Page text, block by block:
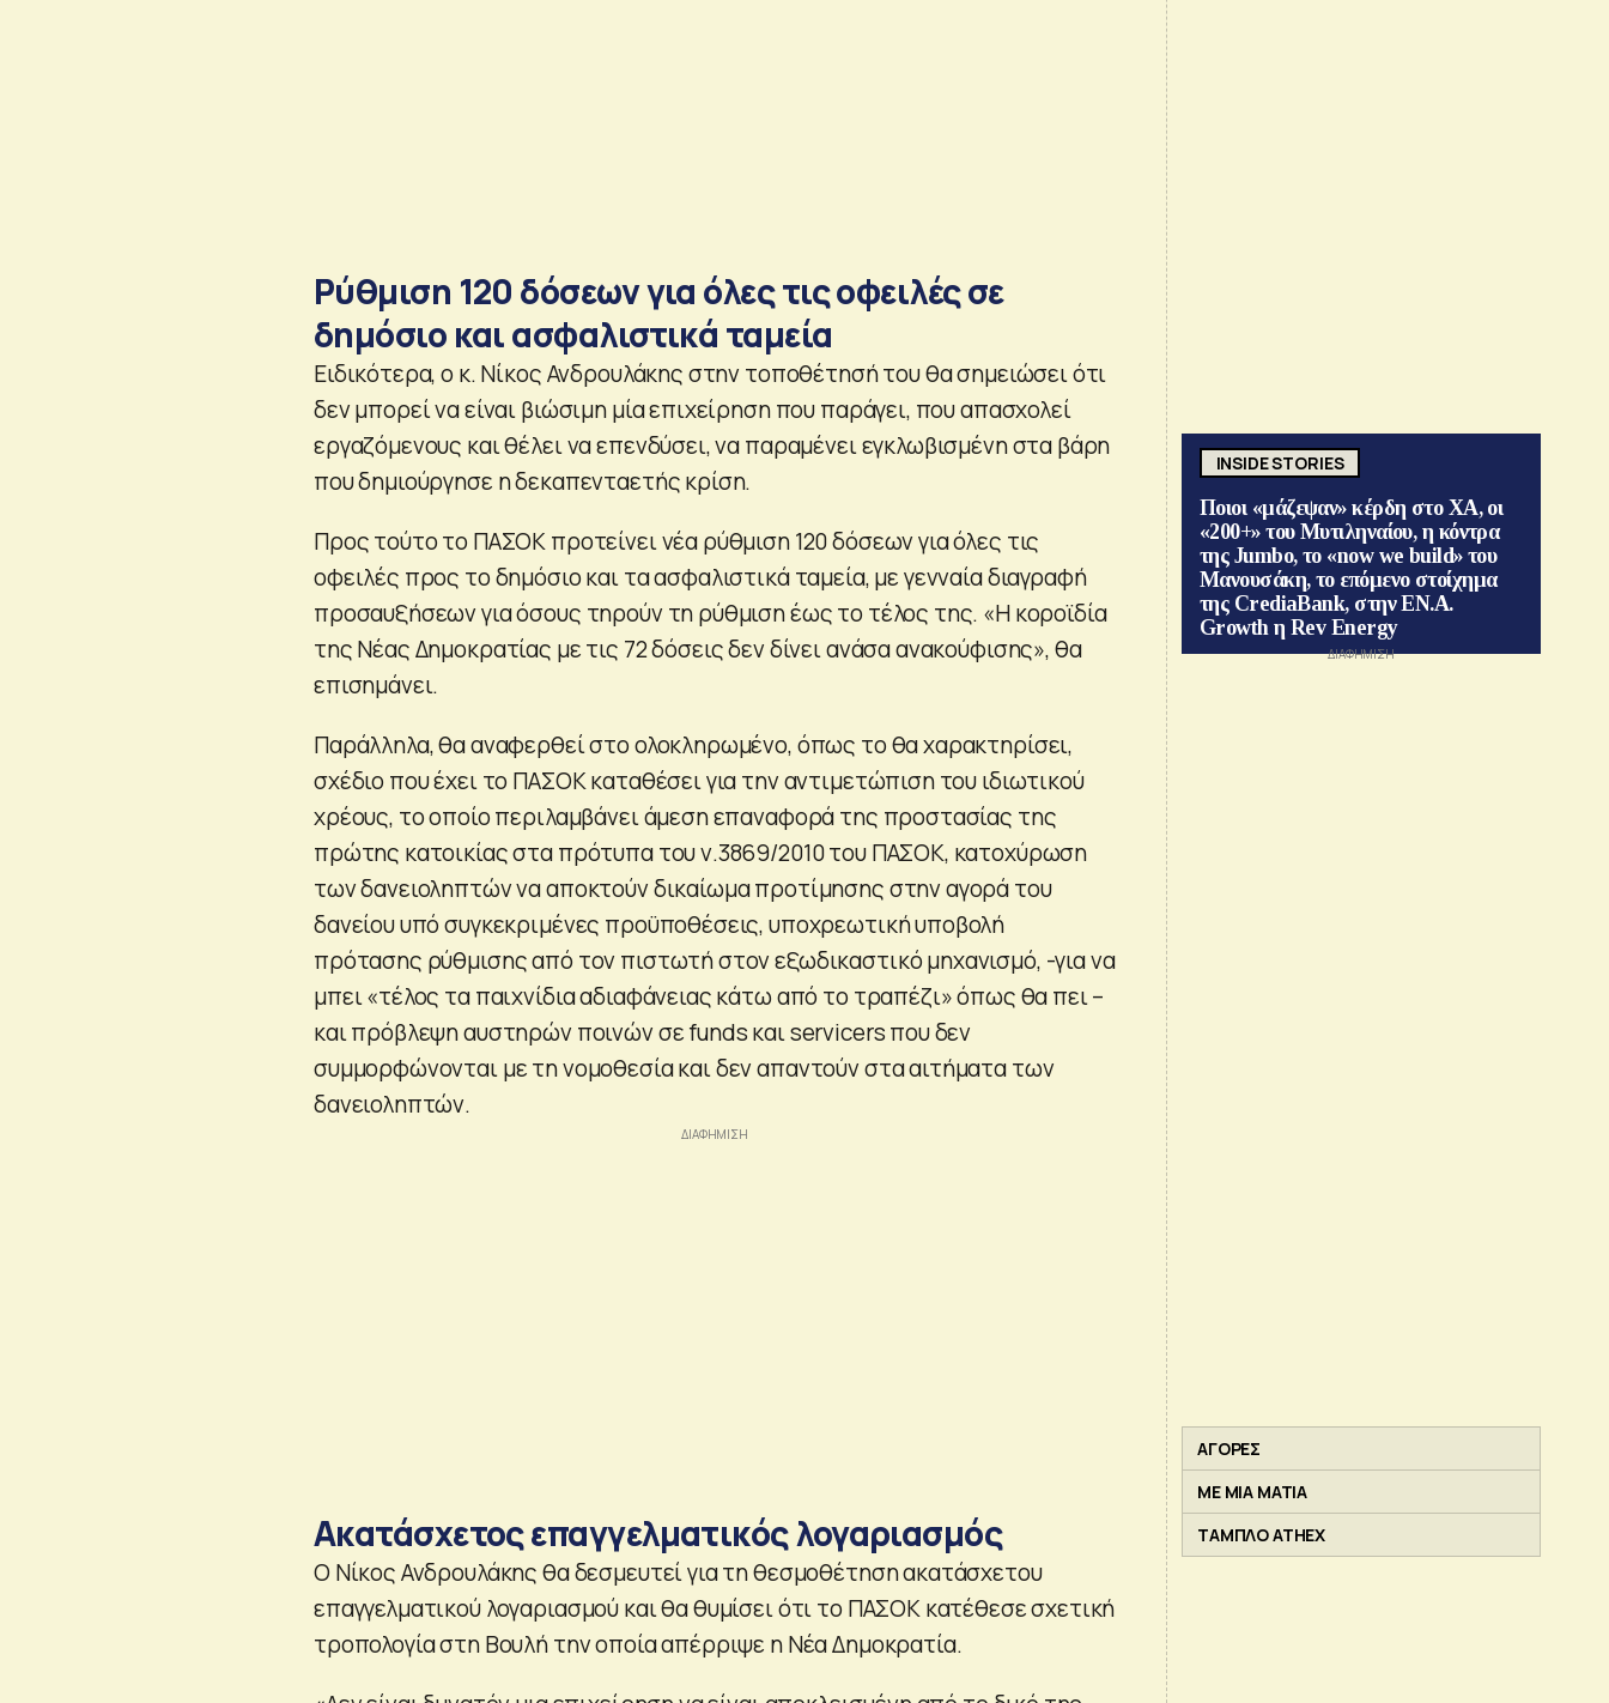
Ρύθμιση 120 δόσεων για όλες τις οφειλές σε
δημόσιο και ασφαλιστικά ταμεία
Ειδικότερα, ο κ. Νίκος Ανδρουλάκης στην τοποθέτησή του θα σημειώσει ότι
δεν μπορεί να είναι βιώσιμη μία επιχείρηση που παράγει, που απασχολεί
εργαζόμενους και θέλει να επενδύσει, να παραμένει εγκλωβισμένη στα βάρη
που δημιούργησε η δεκαπενταετής κρίση.
Προς τούτο το ΠΑΣΟΚ προτείνει νέα ρύθμιση 120 δόσεων για όλες τις
οφειλές προς το δημόσιο και τα ασφαλιστικά ταμεία, με γενναία διαγραφή
προσαυξήσεων για όσους τηρούν τη ρύθμιση έως το τέλος της. «Η κοροϊδία
της Νέας Δημοκρατίας με τις 72 δόσεις δεν δίνει ανάσα ανακούφισης», θα
επισημάνει.
Παράλληλα, θα αναφερθεί στο ολοκληρωμένο, όπως το θα χαρακτηρίσει,
σχέδιο που έχει το ΠΑΣΟΚ καταθέσει για την αντιμετώπιση του ιδιωτικού
χρέους, το οποίο περιλαμβάνει άμεση επαναφορά της προστασίας της
πρώτης κατοικίας στα πρότυπα του ν.3869/2010 του ΠΑΣΟΚ, κατοχύρωση
των δανειοληπτών να αποκτούν δικαίωμα προτίμησης στην αγορά του
δανείου υπό συγκεκριμένες προϋποθέσεις, υποχρεωτική υποβολή
πρότασης ρύθμισης από τον πιστωτή στον εξωδικαστικό μηχανισμό, -για να
μπει «τέλος τα παιχνίδια αδιαφάνειας κάτω από το τραπέζι» όπως θα πει –
και πρόβλεψη αυστηρών ποινών σε funds και servicers που δεν
συμμορφώνονται με τη νομοθεσία και δεν απαντούν στα αιτήματα των
δανειοληπτών.
Ακατάσχετος επαγγελματικός λογαριασμός
Ο Νίκος Ανδρουλάκης θα δεσμευτεί για τη θεσμοθέτηση ακατάσχετου
επαγγελματικού λογαριασμού και θα θυμίσει ότι το ΠΑΣΟΚ κατέθεσε σχετική
τροπολογία στη Βουλή την οποία απέρριψε η Νέα Δημοκρατία.
INSIDE STORIES
Ποιοι «μάζεψαν» κέρδη στο ΧΑ, οι
«200+» του Μυτιληναίου, η κόντρα
της Jumbo, το «now we build» του
Μανουσάκη, το επόμενο στοίχημα
της CrediaBank, στην ΕΝ.Α.
Growth η Rev Energy
ΑΓΟΡΕΣ
ΜΕ ΜΙΑ ΜΑΤΙΑ
ΤΑΜΠΛΟ ATHEX